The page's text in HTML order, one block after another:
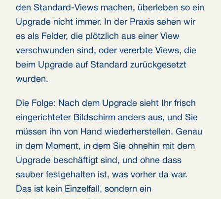
den Standard-Views machen, überleben so ein
Upgrade nicht immer. In der Praxis sehen wir
es als Felder, die plötzlich aus einer View
verschwunden sind, oder vererbte Views, die
beim Upgrade auf Standard zurückgesetzt
wurden.
Die Folge: Nach dem Upgrade sieht Ihr frisch
eingerichteter Bildschirm anders aus, und Sie
müssen ihn von Hand wiederherstellen. Genau
in dem Moment, in dem Sie ohnehin mit dem
Upgrade beschäftigt sind, und ohne dass
sauber festgehalten ist, was vorher da war.
Das ist kein Einzelfall, sondern ein